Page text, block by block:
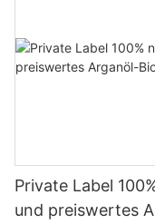
Private Label
und preiswertes